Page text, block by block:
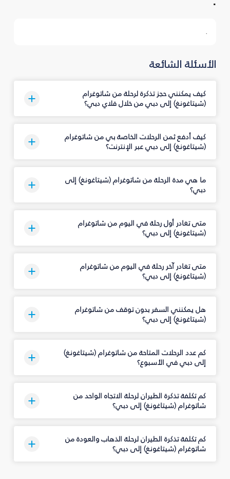
.
الأسئلة الشائعة
كيف يمكنني حجز تذكرة لرحلة من شاتوغرام
(شيتاغونغ) إلى دبي من خلال فلاي دبي؟
كيف أدفع ثمن الرحلات الخاصة بي من شاتوغرام
(شيتاغونغ) إلى دبي عبر الإنترنت؟
ما هي مدة الرحلة من شاتوغرام (شيتاغونغ) إلى
دبي؟
متى تغادر أول رحلة في اليوم من شاتوغرام
(شيتاغونغ) إلى دبي؟
متى تغادر آخر رحلة في اليوم من شاتوغرام
(شيتاغونغ) إلى دبي؟
هل يمكنني السفر بدون توقف من شاتوغرام
(شيتاغونغ) إلى دبي؟
كم عدد الرحلات المتاحة من شاتوغرام (شيتاغونغ)
إلى دبي في الأسبوع؟
كم تكلفة تذكرة الطيران لرحلة الاتجاه الواحد من
شاتوغرام (شيتاغونغ) إلى دبي؟
كم تكلفة تذكرة الطيران لرحلة الذهاب والعودة من
شاتوغرام (شيتاغونغ) إلى دبي؟